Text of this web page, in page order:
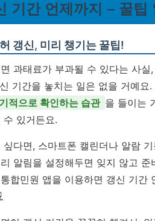
기간 언제까지 – 꿀팁
갱신, 미리 챙기는 꿀팁!
과태료가 부과될 수 있다는 사
기간을 놓치는 일은 없을 거예요
적으로 확인하는 습관 을 들이는
있거든요.
다면, 스마트폰 캘린더나 알람
알림을 설정해두면 잊지 않고
합민원 앱을 이용하면 갱신 기간